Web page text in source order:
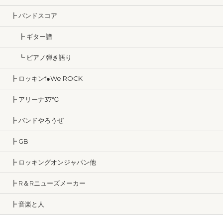
┣ バンドスコア
┣ ギター譜
┗ ピアノ弾き語り
┣ ロッキンf●We ROCK
┣ アリーナ37℃
┣ バンドやろうぜ
┣ GB
┣ ロッキングオンジャパン他
┣ R＆Rニューズメーカー
┣ 音楽と人